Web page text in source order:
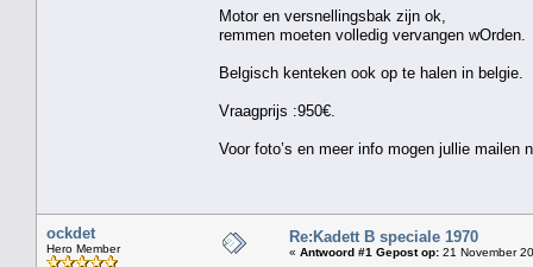
Motor en versnellingsbak zijn ok,
remmen moeten volledig vervangen wOrden.
Belgisch kenteken ook op te halen in belgie.
Vraagprijs :950€.
Voor foto’s en meer info mogen jullie mailen
ockdet
Hero Member
Re:Kadett B speciale 1970
« Antwoord #1 Gepost op: 21 November